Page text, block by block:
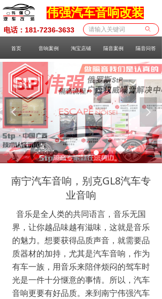
넳 넲
首页 音响案例 淘宝店铺 隔音案例 隔音问答
ꄙ
电话：181-7236-3633
伟强汽车音响改装
南宁汽车音响，别克GL8汽车专
业音响
音乐是全人类的共同语言，音乐无国
界，让你越品味越有滋味，这就是音乐
的魅力。想要获得品质声音，就需要品
质器材的加持，尤其是汽车音响，作为
有车一族，用音乐来陪伴烦闷的驾车时
光是一件十分惬意的事情。所以，汽车
音响更要有好品质。来到南宁伟强汽车